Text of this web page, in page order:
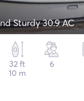
Sturdy 30.9 AC
32 ft
10 m
6